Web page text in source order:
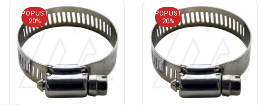
POPUST
20%
POPUST
20%